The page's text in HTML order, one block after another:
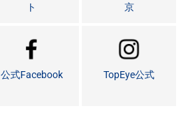
ト
京
公式Facebook TopEye公式